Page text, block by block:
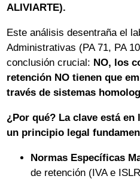
ALIVIARTE).
Este análisis desentraña el
Administrativas (PA 71, PA
conclusión crucial: NO, los
retención NO tienen que
través de sistemas
¿Por qué? La clave está en
un principio legal
Normas Específicas
de retención (IVA e